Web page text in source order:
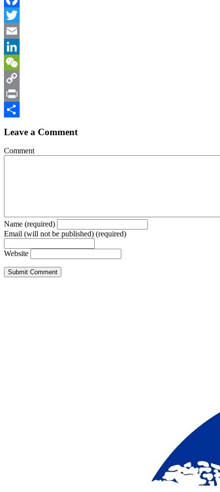
Facebook
Twitter
Email
LinkedIn
WeChat
Copy
Link
Print
Leave a Comment
Comment
Name (required)
Email (will not be published) (required)
Website